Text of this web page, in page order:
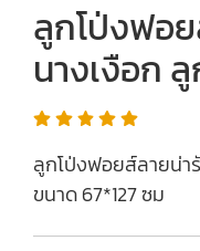
ลูกโป่งฟอ
นางเงือก
ลูกโป่งฟอยส์ลายน่า
ขนาด 67*127 ซม